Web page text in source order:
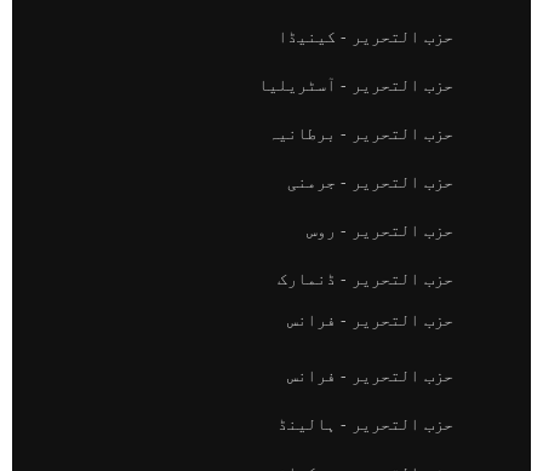
حزب التحریر - کینیڈا
حزب التحریر - آسٹریلیا
حزب التحریر - برطانیہ
حزب التحریر - جرمنی
حزب التحریر - روس
حزب التحریر - ڈنمارک
حزب التحریر - فرانس
حزب التحریر - فرانس
حزب التحریر - ہالینڈ